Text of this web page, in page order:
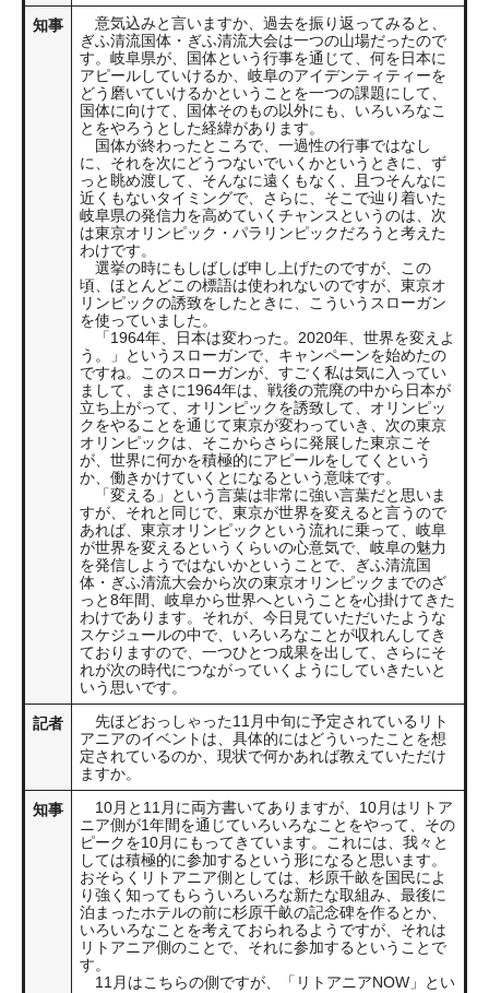
知事
意気込みと言いますか、過去を振り返ってみると、
ぎふ清流国体・ぎふ清流大会は一つの山場だったので
す。岐阜県が、国体という行事を通じて、何を日本に
アピールしていけるか、岐阜のアイデンティティーを
どう磨いていけるかということを一つの課題にして、
国体に向けて、国体そのもの以外にも、いろいろなこ
とをやろうとした経緯があります。
国体が終わったところで、一過性の行事ではなし
に、それを次にどうつないでいくかというときに、ず
っと眺め渡して、そんなに遠くもなく、且つそんなに
近くもないタイミングで、さらに、そこで辿り着いた
岐阜県の発信力を高めていくチャンスというのは、次
は東京オリンピック・パラリンピックだろうと考えた
わけです。
選挙の時にもしばしば申し上げたのですが、この
頃、ほとんどこの標語は使われないのですが、東京オ
リンピックの誘致をしたときに、こういうスローガン
を使っていました。
「1964年、日本は変わった。2020年、世界を変えよ
う。」というスローガンで、キャンペーンを始めたの
ですね。このスローガンが、すごく私は気に入ってい
まして、まさに1964年は、戦後の荒廃の中から日本が
立ち上がって、オリンピックを誘致して、オリンピッ
クをやることを通じて東京が変わっていき、次の東京
オリンピックは、そこからさらに発展した東京こそ
が、世界に何かを積極的にアピールをしてくという
か、働きかけていくとになるという意味です。
「変える」という言葉は非常に強い言葉だと思いま
すが、それと同じで、東京が世界を変えると言うので
あれば、東京オリンピックという流れに乗って、岐阜
が世界を変えるというくらいの心意気で、岐阜の魅力
を発信しようではないかということで、ぎふ清流国
体・ぎふ清流大会から次の東京オリンピックまでのざ
っと8年間、岐阜から世界へということを心掛けてきた
わけであります。それが、今日見ていただいたような
スケジュールの中で、いろいろなことが収れんしてき
ておりますので、一つひとつ成果を出して、さらにそ
れが次の時代につながっていくようにしていきたいと
いう思いです。
記者
先ほどおっしゃった11月中旬に予定されているリト
アニアのイベントは、具体的にはどういったことを想
定されているのか、現状で何かあれば教えていただけ
ますか。
知事
10月と11月に両方書いてありますが、10月はリトア
ニア側が1年間を通じていろいろなことをやって、その
ピークを10月にもってきています。これには、我々と
しては積極的に参加するという形になると思います。
おそらくリトアニア側としては、杉原千畝を国民によ
り強く知ってもらういろいろな新たな取組み、最後に
泊まったホテルの前に杉原千畝の記念碑を作るとか、
いろいろなことを考えておられるようですが、それは
リトアニア側のことで、それに参加するということで
す。
11月はこちらの側ですが、「リトアニアNOW」とい